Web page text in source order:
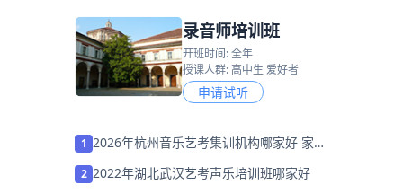
录音师培训班
开班时间: 全年
授课人群: 高中生 爱好者
申请试听
1 2026年杭州音乐艺考集训机构哪家好 家
2 2022年湖北武汉艺考声乐培训班哪家好